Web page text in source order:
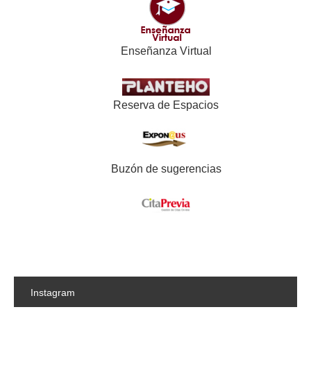
Enseñanza Virtual
Reserva de Espacios
Buzón de sugerencias
Instagram